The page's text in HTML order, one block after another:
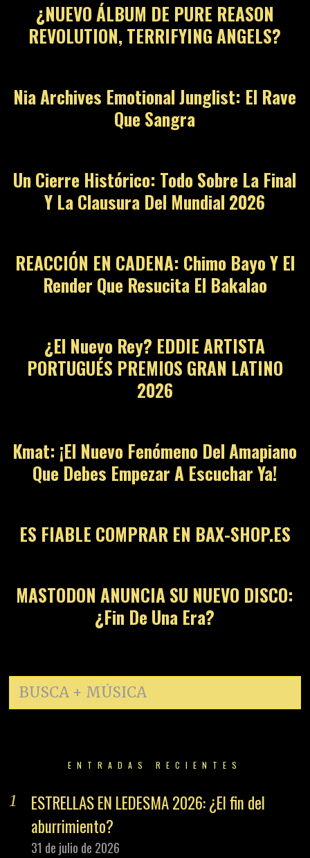
¿NUEVO ÁLBUM DE PURE REASON
REVOLUTION, TERRIFYING ANGELS?
08
Nia Archives Emotional Junglist: El Rave
Que Sangra
Un Cierre Histórico: Todo Sobre La Final
Y La Clausura Del Mundial 2026
10
REACCIÓN EN CADENA: Chimo Bayo Y El
Render Que Resucita El Bakalao
11
¿El Nuevo Rey? EDDIE ARTISTA
PORTUGUÉS PREMIOS GRAN LATINO
2026
Kmat: ¡El Nuevo Fenómeno Del Amapiano
Que Debes Empezar A Escuchar Ya!
13
ES FIABLE COMPRAR EN BAX-SHOP.ES
14
MASTODON ANUNCIA SU NUEVO DISCO:
¿Fin De Una Era?
ENTRADAS RECIENTES
ESTRELLAS EN LEDESMA 2026: ¿El fin del
aburrimiento?
31 de julio de 2026